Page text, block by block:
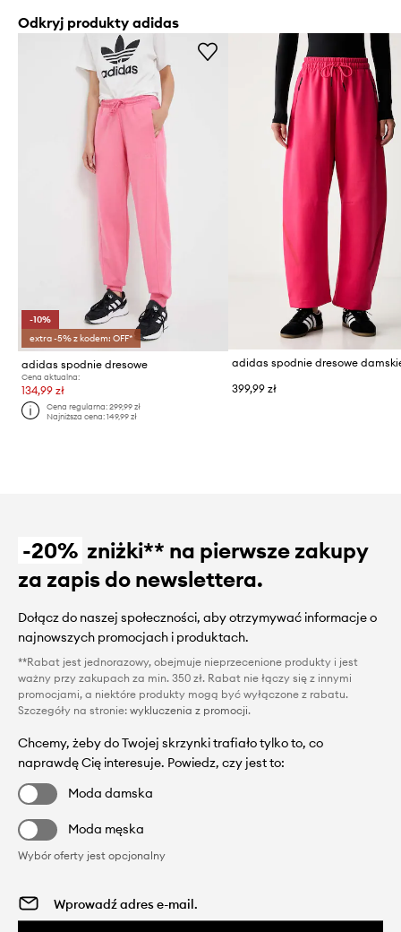
Odkryj produkty adidas
-10%
extra -5% z kodem: OFF*
adidas spodnie dresowe
Cena aktualna:
134,99 zł
Cena regularna:299,99 zł
Najniższa cena:149,99 zł
399,99 zł
-20% zniżki** na pierwsze zakupy
za zapis do newslettera.
Dołącz do naszej społeczności, aby otrzymywać informacje o
najnowszych promocjach i produktach.
**Rabat jest jednorazowy, obejmuje nieprzecenione produkty i jest
ważny przy zakupach za min. 350 zł. Rabat nie łączy się z innymi
promocjami, a niektóre produkty mogą być wyłączone z rabatu.
Szczegóły na stronie: wykluczenia z promocji.
Chcemy, żeby do Twojej skrzynki trafiało tylko to, co
naprawdę Cię interesuje. Powiedz, czy jest to:
Moda damska
Moda męska
Wybór oferty jest opcjonalny